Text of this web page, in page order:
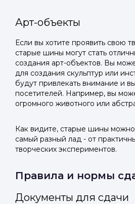
Арт-объекты
Если вы хотите проявить свою
старые шины могут стать
создания арт-объектов. Вы
для создания скульптур или
будут привлекать внимание и
посетителей. Например, вы
огромного животного или
Как видите, старые шины можно
самый разный лад - от
творческих экспериментов.
Правила и нормы
Документы для сдачи